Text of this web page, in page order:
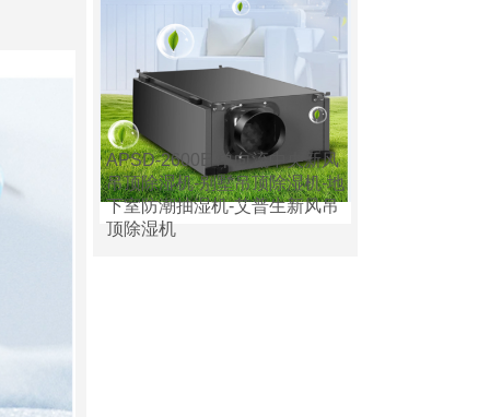
APSD-2600E 单向流中央新风
吊顶除湿机-别墅吊顶除湿机-地
下室防潮抽湿机-艾普生新风吊
顶除湿机